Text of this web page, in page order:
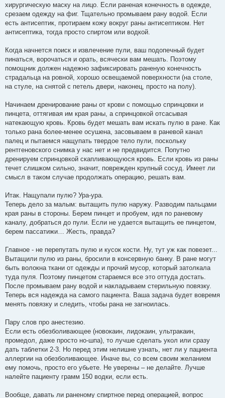
хирургическую маску на лицо. Если раненая конечность в одежде,
срезаем одежду на фиг. Тщательно промываем рану водой. Если
есть антисептик, протираем кожу вокруг раны антисептиком. Нет
антисептика, тогда просто спиртом или водкой.
Когда начнется поиск и извлечение пули, ваш подопечный будет
пинаться, ворочаться и орать, всячески вам мешать. Поэтому
помощник должен надежно зафиксировать раненую конечность
страдальца на ровной, хорошо освещаемой поверхности (на столе,
на стуле, на снятой с петель двери, наконец, просто на полу).
Начинаем дренирование раны от крови с помощью спринцовки и
пинцета, оттягивая им края раны, а спринцовкой отсасывая
натекающую кровь. Кровь будет мешать вам искать пулю в ране. Как
только рана более-менее осушена, засовываем в раневой канал
палец и пытаемся нащупать твердое тело пули, поскольку
рентгеновского снимка у нас нет и не предвидится. Попутно
дренируем спринцовкой скапливающуюся кровь. Если кровь из раны
течет слишком сильно, значит, поврежден крупный сосуд. Имеет ли
смысл в таком случае продолжать операцию, решать вам.
Итак. Нащупали пулю? Ура-ура.
Теперь дело за малым: вытащить пулю наружу. Разводим пальцами
края раны в стороны. Берем пинцет и пробуем, идя по раневому
каналу, добраться до пули. Если не удается вытащить ее пинцетом,
берем пассатижи… Жесть, правда?
Главное - не перепутать пулю и кусок кости. Ну, тут уж как повезет...
Вытащили пулю из раны, бросили в консервную банку. В ране могут
быть волокна ткани от одежды и прочий мусор, который затолкала
туда пуля. Поэтому пинцетом стараемся все это оттуда достать.
После промываем рану водой и накладываем стерильную повязку.
Теперь вся надежда на самого пациента. Ваша задача будет вовремя
менять повязку и следить, чтобы рана не загноилась.
Пару слов про анестезию.
Если есть обезболивающее (новокаин, лидокаин, ультракаин,
промедол, даже просто но-шпа), то лучше сделать укол или сразу
дать таблетки 2-3. Но перед этим нелишне узнать, нет ли у пациента
аллергии на обезболивающее. Иначе вы, со всем своим желанием
ему помочь, просто его убьете. Не уверены – не делайте. Лучше
налейте пациенту грамм 150 водки, если есть.
Вообще, давать ли раненому спиртное перед операцией, вопрос